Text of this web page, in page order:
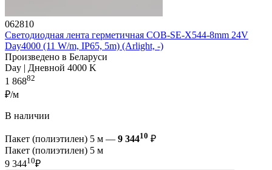
062810
Светодиодная лента герметичная COB-SE-X544-8mm 24V
Day4000 (11 W/m, IP65, 5m) (Arlight, -)
Произведено в Беларуси
Day | Дневной 4000 K
1 86882
₽/м
В наличии
Пакет (полиэтилен) 5 м — 9 34410 ₽
Пакет (полиэтилен) 5 м
9 34410₽